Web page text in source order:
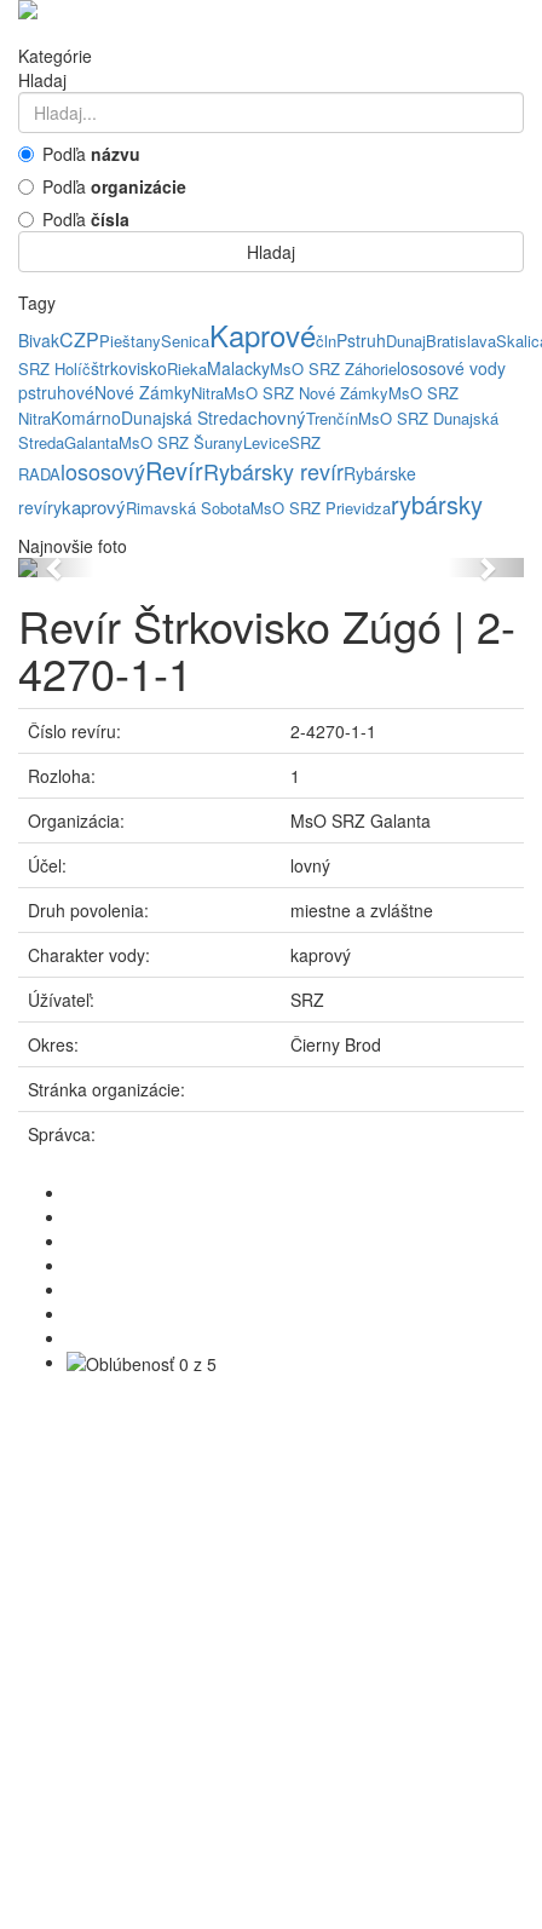
Kategórie
Hladaj
Podľa názvu
Podľa organizácie
Podľa čísla
Hladaj
Tagy
BivakCZPPieštanySenicaKaprovéčlnPstruhDunajBratislava
SRZ HolíčštrkoviskoRiekaMalackyMsO SRZ Záhorielososové vody
pstruhovéNové ZámkyNitraMsO SRZ Nové ZámkyMsO SRZ
NitraKomárnoDunajská StredachovnýTrenčínMsO SRZ Dunajská
StredaGalantaMsO SRZ ŠuranyLeviceSRZ
RADAlososovýRevírRybársky revírRybárske
revírykaprovýRimavská SobotaMsO SRZ Prievidzarybársky
Najnovšie foto
Previous Next
Revír Štrkovisko Zúgó | 2-
4270-1-1
Číslo revíru:
2-4270-1-1
Rozloha:
1
Organizácia:
MsO SRZ Galanta
Účel:
lovný
Druh povolenia:
miestne a zvláštne
Charakter vody:
kaprový
Úžívateľ:
SRZ
Okres:
Čierny Brod
Stránka organizácie:
Správca: